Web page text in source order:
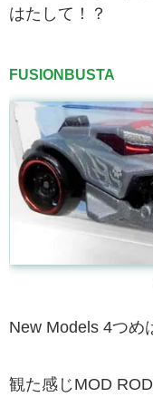
はたして！？
FUSIONBUSTA
New Models 4つめ
観た感じMOD